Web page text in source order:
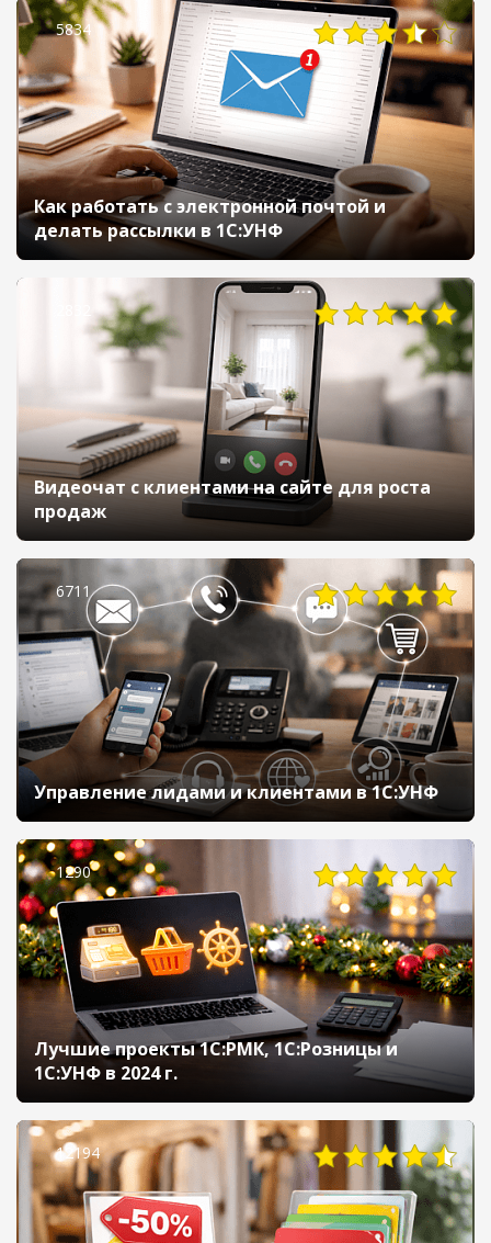
5834
Как работать с электронной почтой и
делать рассылки в 1С:УНФ
Видеочат с клиентами на сайте для роста
продаж
6711
Управление лидами и клиентами в 1С:УНФ
1290
Лучшие проекты 1С:РМК, 1С:Розницы и
1С:УНФ в 2024 г.
12194